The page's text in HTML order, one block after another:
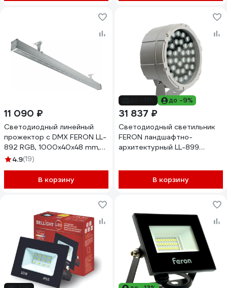
11 090 ₽
Светодиодный линейный
прожектор с DMX FERON LL-
892 RGB, 1000х40х48 mm,
36W, 24V, IP65 32259
4.9(19)
В корзину
до -9%
31 837 ₽
Светодиодный светильник
FERON ландшафтно-
архитектурный LL-899
В корзину